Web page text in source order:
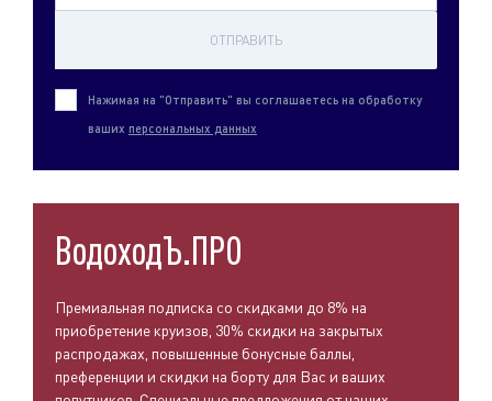
ОТПРАВИТЬ
Нажимая на "Отправить" вы соглашаетесь на обработку
ваших персональных данных
ВодоходЪ.ПРО
Премиальная подписка со скидками до 8% на
приобретение круизов, 30% скидки на закрытых
распродажах, повышенные бонусные баллы,
преференции и скидки на борту для Вас и ваших